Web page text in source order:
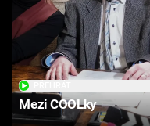
Mezi COOLky